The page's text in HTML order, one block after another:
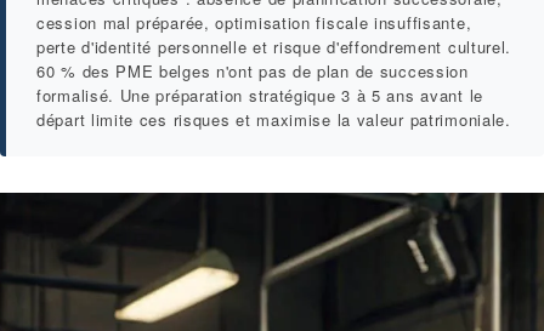
cession mal préparée, optimisation fiscale insuffisante,
perte d'identité personnelle et risque d'effondrement culturel.
60 % des PME belges n'ont pas de plan de succession
formalisé. Une préparation stratégique 3 à 5 ans avant le
départ limite ces risques et maximise la valeur patrimoniale.